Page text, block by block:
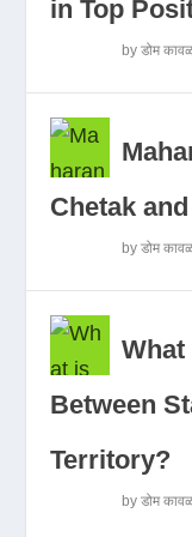
in Top
byडोम
Chetak
byडोम
Between
Territory?
byडोम